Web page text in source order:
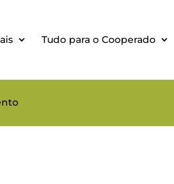
Tudo para o Cooperado